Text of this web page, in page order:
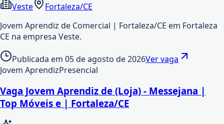
Veste
Fortaleza/CE
Jovem Aprendiz de Comercial | Fortaleza/CE em Fortaleza
CE na empresa Veste.
Publicada em 05 de agosto de 2026Ver vaga
Jovem AprendizPresencial
Vaga Jovem Aprendiz de (Loja) - Messejana |
Top Móveis e | Fortaleza/CE